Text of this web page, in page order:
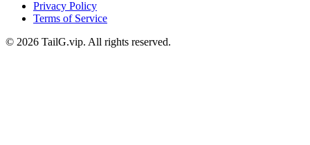
Privacy Policy
Terms of Service
© 2026 TailG.vip. All rights reserved.